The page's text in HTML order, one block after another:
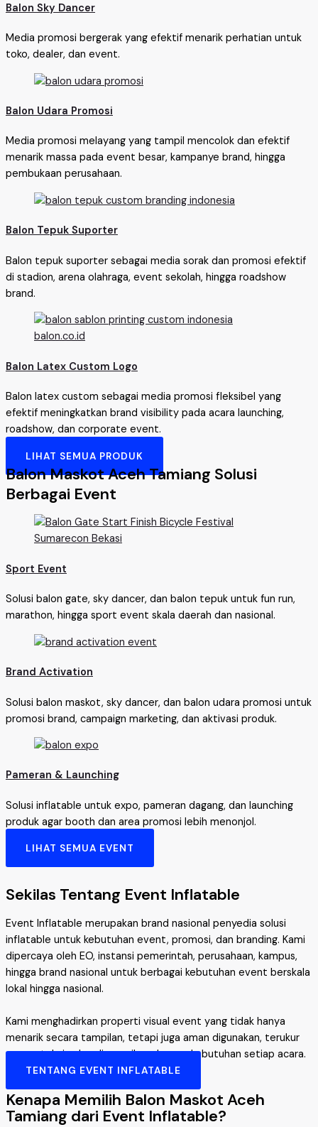
Balon Sky Dancer
Media promosi bergerak yang efektif menarik perhatian untuk
toko, dealer, dan event.
Balon Udara Promosi
Media promosi melayang yang tampil mencolok dan efektif
menarik massa pada event besar, kampanye brand, hingga
pembukaan perusahaan.
Balon Tepuk Suporter
Balon tepuk suporter sebagai media sorak dan promosi efektif
di stadion, arena olahraga, event sekolah, hingga roadshow
brand.
Balon Latex Custom Logo
Balon latex custom sebagai media promosi fleksibel yang
efektif meningkatkan brand visibility pada acara launching,
roadshow, dan corporate event.
LIHAT SEMUA PRODUK
Balon Maskot Aceh Tamiang Solusi
Berbagai Event
Sport Event
Solusi balon gate, sky dancer, dan balon tepuk untuk fun run,
marathon, hingga sport event skala daerah dan nasional.
Brand Activation
Solusi balon maskot, sky dancer, dan balon udara promosi untuk
promosi brand, campaign marketing, dan aktivasi produk.
Pameran & Launching
Solusi inflatable untuk expo, pameran dagang, dan launching
produk agar booth dan area promosi lebih menonjol.
LIHAT SEMUA EVENT
Sekilas Tentang Event Inflatable
Event Inflatable merupakan brand nasional penyedia solusi
inflatable untuk kebutuhan event, promosi, dan branding. Kami
dipercaya oleh EO, instansi pemerintah, perusahaan, kampus,
hingga brand nasional untuk berbagai kebutuhan event berskala
lokal hingga nasional.
Kami menghadirkan properti visual event yang tidak hanya
menarik secara tampilan, tetapi juga aman digunakan, terukur
secara teknis, dan disesuaikan dengan kebutuhan setiap acara.
TENTANG EVENT INFLATABLE
Kenapa Memilih Balon Maskot Aceh
Tamiang dari Event Inflatable?